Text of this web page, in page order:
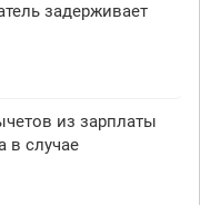
задерживает
из зарплаты
в случае